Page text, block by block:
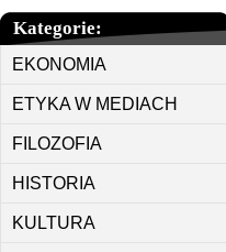
Kategorie:
EKONOMIA
ETYKA W MEDIACH
FILOZOFIA
HISTORIA
KULTURA